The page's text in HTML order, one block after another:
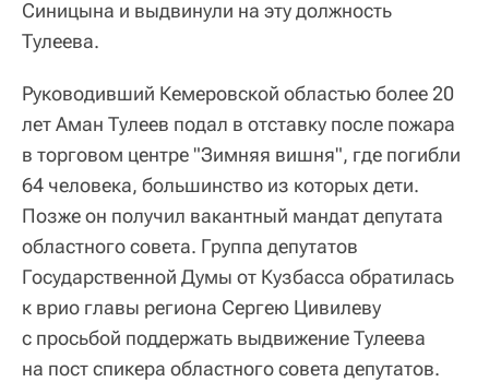
Синицына и выдвинули на эту должность
Тулеева.
Руководивший Кемеровской областью более 20
лет Аман Тулеев подал в отставку после пожара
в торговом центре "Зимняя вишня", где погибли
64 человека, большинство из которых дети.
Позже он получил вакантный мандат депутата
областного совета. Группа депутатов
Государственной Думы от Кузбасса обратилась
к врио главы региона Сергею Цивилеву
с просьбой поддержать выдвижение Тулеева
на пост спикера областного совета депутатов.